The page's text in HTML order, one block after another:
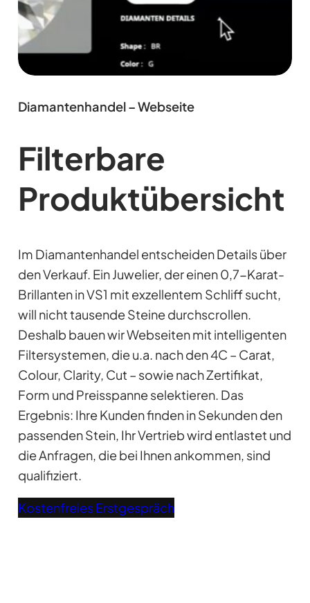
Diamantenhandel – Webseite
Filterbare
Produktübersicht
Im Diamantenhandel entscheiden Details über
den Verkauf. Ein Juwelier, der einen 0,7-Karat-
Brillanten in VS1 mit exzellentem Schliff sucht,
will nicht tausende Steine durchscrollen.
Deshalb bauen wir Webseiten mit intelligenten
Filtersystemen, die u.a. nach den 4C – Carat,
Colour, Clarity, Cut – sowie nach Zertifikat,
Form und Preisspanne selektieren. Das
Ergebnis: Ihre Kunden finden in Sekunden den
passenden Stein, Ihr Vertrieb wird entlastet und
die Anfragen, die bei Ihnen ankommen, sind
qualifiziert.
Kostenfreies Erstgespräch